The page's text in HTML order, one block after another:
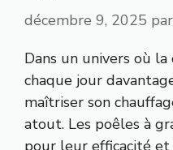
décembre 9, 2025 par
Dans un univers où
chaque jour
maîtriser son
atout. Les poêles à
pour leur efficacité